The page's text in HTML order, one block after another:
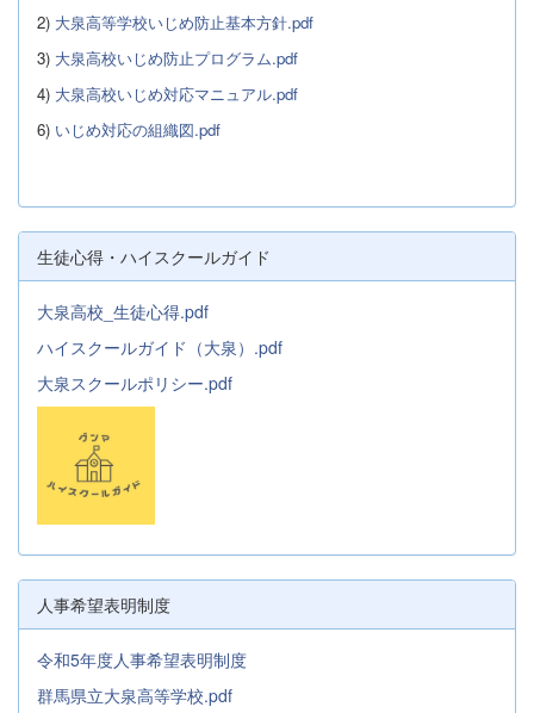
2) 大泉高等学校いじめ防止基本方針.pdf
3) 大泉高校いじめ防止プログラム.pdf
4) 大泉高校いじめ対応マニュアル.pdf
6) いじめ対応の組織図.pdf
生徒心得・ハイスクールガイド
大泉高校_生徒心得.pdf
ハイスクールガイド（大泉）.pdf
大泉スクールポリシー.pdf
人事希望表明制度
令和5年度人事希望表明制度
群馬県立大泉高等学校.pdf